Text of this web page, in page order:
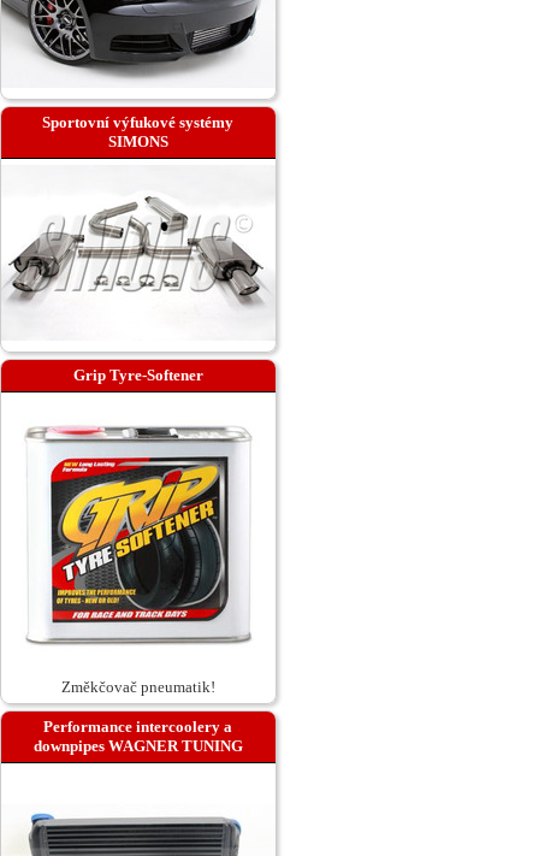
Sportovní výfukové systémy
SIMONS
Grip Tyre-Softener
Změkčovač pneumatik!
Performance intercoolery a
downpipes WAGNER TUNING